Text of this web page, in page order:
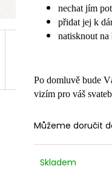
nechat jím
přidat jej k
natisknout
Po domluvě bude
vizím pro váš
Můžeme doručit
Skladem